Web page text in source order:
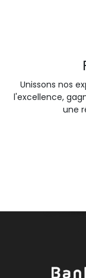
Unissons nos
l'excellence,
une